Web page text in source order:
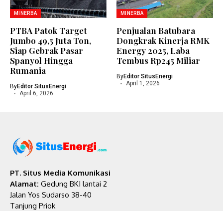
MINERBA
PTBA Patok Target
Jumbo 49,5 Juta Ton,
Siap Gebrak Pasar
Spanyol Hingga
Rumania
ByEditor SitusEnergi
April 6, 2026
MINERBA
Penjualan Batubara
Dongkrak Kinerja RMK
Energy 2025, Laba
Tembus Rp245 Miliar
ByEditor SitusEnergi
April 1, 2026
PT. Situs Media Komunikasi
Alamat: Gedung BKI lantai 2
Jalan Yos Sudarso 38-40
Tanjung Priok